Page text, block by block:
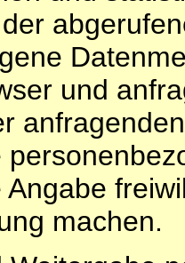
und
machen.